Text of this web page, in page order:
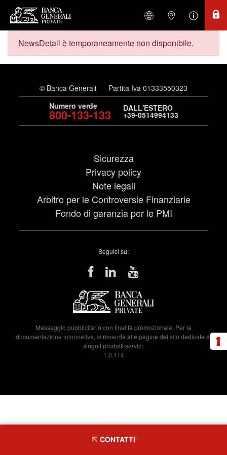
NewsDetail è temporaneamente non disponibile.
© Banca Generali
Partita Iva 01333550323
Numero verde
800-133-133 DALL'ESTERO
+39-0514994133
Sicurezza
Privacy policy
Note legali
Arbitro per le Controversie Finanziarie
Fondo di garanzia per le PMI
Seguici su:
Messaggio pubblicitario con finalità promozionale. Per la
documentazione informativa, si rimanda alle pagine del sito dedicate ai
singoli prodotti/servizi.
1.0.114
CONTATTI